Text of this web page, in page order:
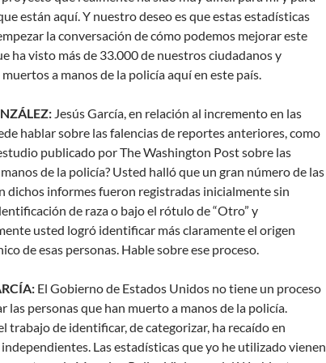
están aquí. Y nuestro deseo es que estas estadísticas
la conversación de cómo podemos mejorar este
ha visto más de 33.000 de nuestros ciudadanos y
a manos de la policía aquí en este país.
Jesús García, en relación al incremento en las
hablar sobre las falencias de reportes anteriores, como
publicado por The Washington Post sobre las
de la policía? Usted halló que un gran número de las
dichos informes fueron registradas inicialmente sin
de raza o bajo el rótulo de “Otro” y
usted logró identificar más claramente el origen
de esas personas. Hable sobre ese proceso.
El Gobierno de Estados Unidos no tiene un proceso
las personas que han muerto a manos de la policía.
trabajo de identificar, de categorizar, ha recaído en
Las estadísticas que yo he utilizado vienen